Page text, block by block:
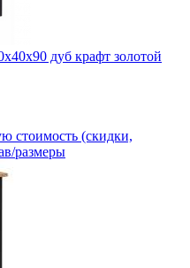
дуб крафт золотой
стоимость (скидки,
размеры